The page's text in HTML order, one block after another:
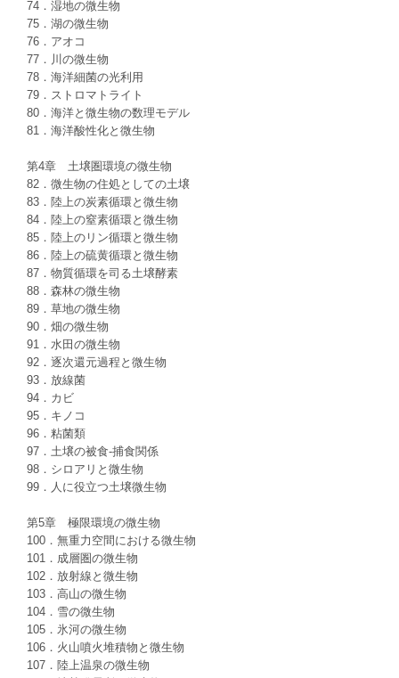
74．湿地の微生物
75．湖の微生物
76．アオコ
77．川の微生物
78．海洋細菌の光利用
79．ストロマトライト
80．海洋と微生物の数理モデル
81．海洋酸性化と微生物
第4章 土壌圏環境の微生物
82．微生物の住処としての土壌
83．陸上の炭素循環と微生物
84．陸上の窒素循環と微生物
85．陸上のリン循環と微生物
86．陸上の硫黄循環と微生物
87．物質循環を司る土壌酵素
88．森林の微生物
89．草地の微生物
90．畑の微生物
91．水田の微生物
92．逐次還元過程と微生物
93．放線菌
94．カビ
95．キノコ
96．粘菌類
97．土壌の被食-捕食関係
98．シロアリと微生物
99．人に役立つ土壌微生物
第5章 極限環境の微生物
100．無重力空間における微生物
101．成層圏の微生物
102．放射線と微生物
103．高山の微生物
104．雪の微生物
105．氷河の微生物
106．火山噴火堆積物と微生物
107．陸上温泉の微生物